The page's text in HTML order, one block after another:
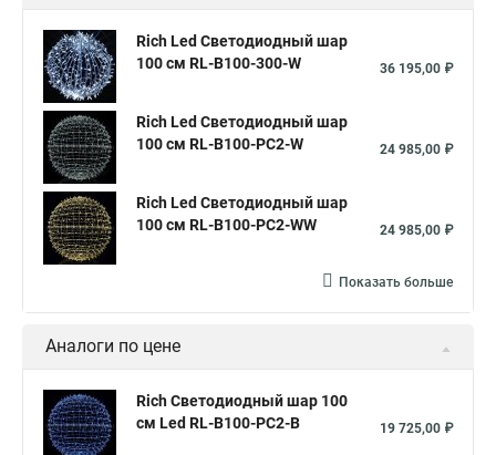
Rich Led Светодиодный шар
100 см RL-B100-300-W
36 195,00 ₽
Rich Led Светодиодный шар
100 см RL-B100-PC2-W
24 985,00 ₽
Rich Led Светодиодный шар
100 см RL-B100-PC2-WW
24 985,00 ₽
Показать больше
Аналоги по цене
Rich Светодиодный шар 100
см Led RL-B100-PC2-B
19 725,00 ₽